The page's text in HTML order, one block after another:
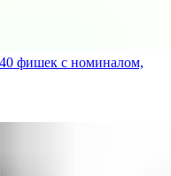
фишек с номиналом,